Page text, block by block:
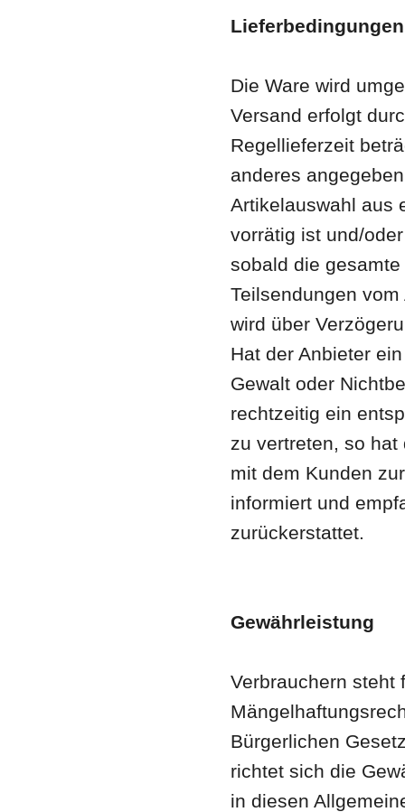
Lieferbedingungen
Die Ware wird
Versand erfolgt
Regellieferzeit
anderes
Artikelauswahl aus
vorrätig ist und/
sobald die
Teilsendungen
wird über
Hat der Anbieter
Gewalt oder
rechtzeitig ein
zu vertreten, so hat
mit dem Kunden
informiert und
zurückerstattet.
Gewährleistung
Verbrauchern steht
Bürgerlichen
richtet sich die
in diesen